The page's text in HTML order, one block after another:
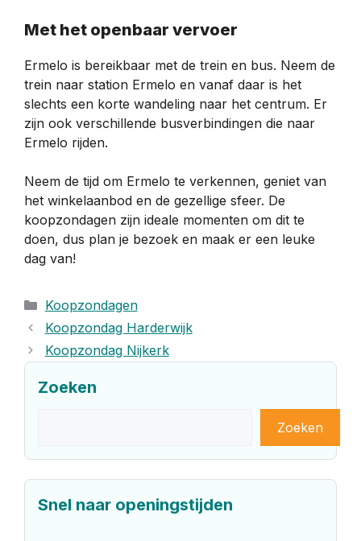
Met het openbaar vervoer
Ermelo is bereikbaar met de trein en bus. Neem de
trein naar station Ermelo en vanaf daar is het
slechts een korte wandeling naar het centrum. Er
zijn ook verschillende busverbindingen die naar
Ermelo rijden.
Neem de tijd om Ermelo te verkennen, geniet van
het winkelaanbod en de gezellige sfeer. De
koopzondagen zijn ideale momenten om dit te
doen, dus plan je bezoek en maak er een leuke
dag van!
Categorieën
Koopzondagen
Koopzondag Harderwijk
Koopzondag Nijkerk
Zoeken
Zoeken
Snel naar openingstijden